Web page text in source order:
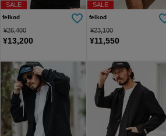
SALE
felkod
¥26,400
¥13,200
SALE
felkod
¥23,100
¥11,550